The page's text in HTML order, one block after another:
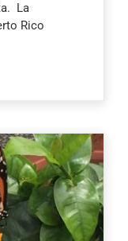
La
Rico